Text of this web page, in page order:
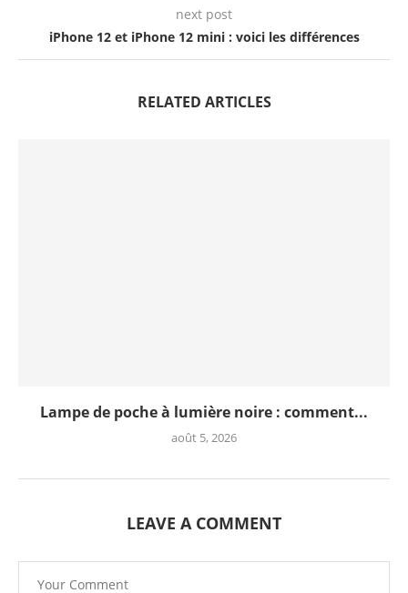
next post
iPhone 12 et iPhone 12 mini : voici les différences
RELATED ARTICLES
Lampe de poche à lumière noire : comment...
août 5, 2026
LEAVE A COMMENT